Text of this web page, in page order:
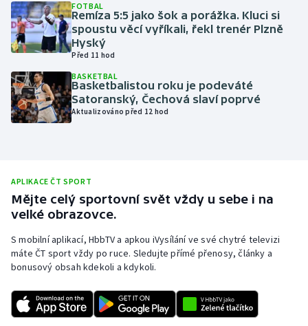
Motorsport
Olympijské hry
Parasport
Plavání
Rychlostní kanoistika
Short track
FOTBAL
Remíza 5:5 jako šok a porážka. Kluci si
spoustu věcí vyříkali, řekl trenér Plzně
Hyský
Před 11 hod
BASKETBAL
Basketbalistou roku je podeváté
Satoranský, Čechová slaví poprvé
Aktualizováno před 12 hod
APLIKACE ČT SPORT
Mějte celý sportovní svět vždy u sebe i na
velké obrazovce.
S mobilní aplikací, HbbTV a apkou iVysílání ve své chytré televizi
máte ČT sport vždy po ruce. Sledujte přímé přenosy, články a
bonusový obsah kdekoli a kdykoli.